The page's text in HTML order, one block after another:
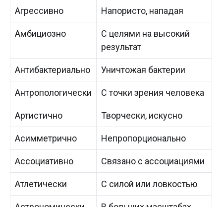
Агрессивно Напористо, нападая
Амбициозно
С целями на высокий
результат
Антибактериально Уничтожая бактерии
Антропологически С точки зрения человека
Артистично Творчески, искусно
Асимметрично Непропорционально
Ассоциативно Связано с ассоциациями
Атлетически С силой или ловкостью